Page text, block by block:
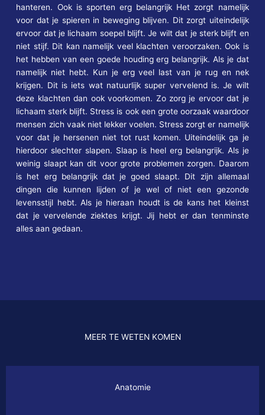
hanteren. Ook is sporten erg belangrijk Het zorgt namelijk
voor dat je spieren in beweging blijven. Dit zorgt uiteindelijk
ervoor dat je lichaam soepel blijft. Je wilt dat je sterk blijft en
niet stijf. Dit kan namelijk veel klachten veroorzaken. Ook is
het hebben van een goede houding erg belangrijk. Als je dat
namelijk niet hebt. Kun je erg veel last van je rug en nek
krijgen. Dit is iets wat natuurlijk super vervelend is. Je wilt
deze klachten dan ook voorkomen. Zo zorg je ervoor dat je
lichaam sterk blijft. Stress is ook een grote oorzaak waardoor
mensen zich vaak niet lekker voelen. Stress zorgt er namelijk
voor dat je hersenen niet tot rust komen. Uiteindelijk ga je
hierdoor slechter slapen. Slaap is heel erg belangrijk. Als je
weinig slaapt kan dit voor grote problemen zorgen. Daarom
is het erg belangrijk dat je goed slaapt. Dit zijn allemaal
dingen die kunnen lijden of je wel of niet een gezonde
levensstijl hebt. Als je hieraan houdt is de kans het kleinst
dat je vervelende ziektes krijgt. Jij hebt er dan tenminste
alles aan gedaan.
MEER TE WETEN KOMEN
Anatomie